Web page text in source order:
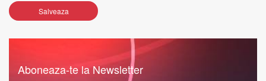
Salveaza
Aboneaza-te la Newsletter